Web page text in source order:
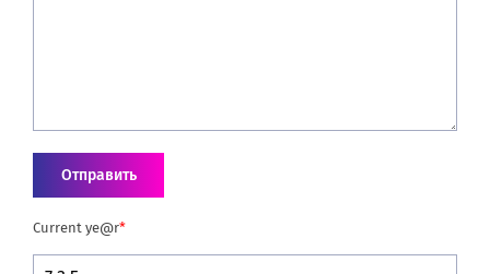
Current ye@r*